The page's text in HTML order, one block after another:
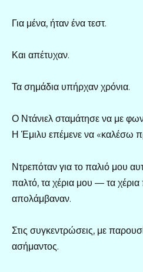
Για μένα, ήταν ένα τεστ.
Και απέτυχαν.
Τα σημάδια υπήρχαν χρόνια.
Ο Ντάνιελ σταμάτησε να με
Η Έμιλυ επέμενε να «καλέσω
Ντρεπόταν για το παλιό μου
παλτό, τα χέρια μου — τα
απολάμβαναν.
Στις συγκεντρώσεις, με
ασήμαντος.